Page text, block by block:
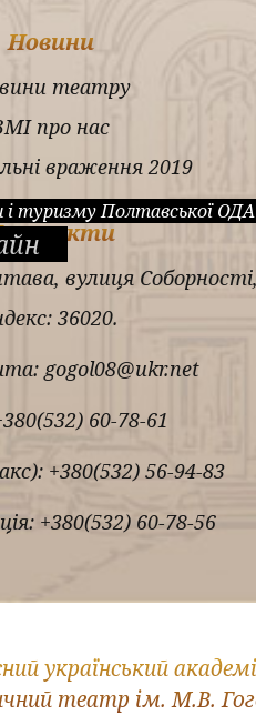
туризму Полтавської ОДА
Новини
театру
про нас
враження 2019
вулиця
36020.
gogol08@ukr.net
60-78-61
+380(532) 56-94-83
+380(532) 60-78-56
український
театр ім. М.В.